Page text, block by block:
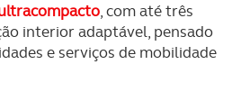
, com até três
interior adaptável, pensado
e serviços de mobilidade